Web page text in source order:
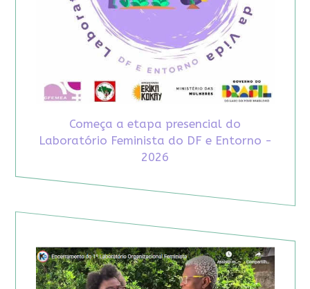
Começa a etapa presencial do
Laboratório Feminista do DF e Entorno -
2026